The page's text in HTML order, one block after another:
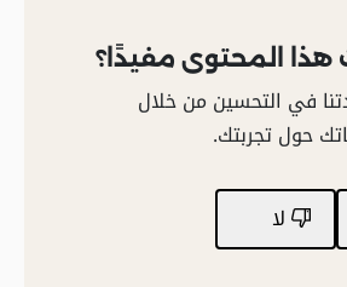
المحتوى مفيدًا؟
في التحسين من خلال
حول تجربتك.
لا